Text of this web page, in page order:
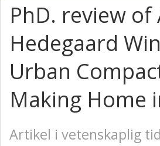
PhD. review of
Hedegaard
Urban
Making Home
Artikel i vetenskaplig